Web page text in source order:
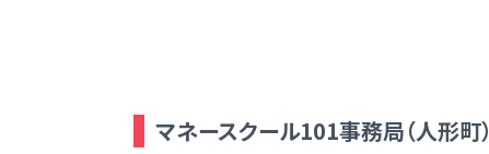
マネースクール101事務局（人形町）